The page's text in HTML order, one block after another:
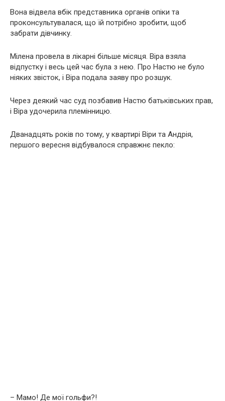
Вона відвела вбік представника органів опіки та
проконсультувалася, що їй потрібно зробити, щоб
забрати дівчинку.
Мілена провела в лікарні більше місяця. Віра взяла
відпустку і весь цей час була з нею. Про Настю не було
ніяких звісток, і Віра подала заяву про розшук.
Через деякий час суд позбавив Настю батьківських прав,
і Віра удочерила племінницю.
Дванадцять років по тому, у квартирі Віри та Андрія,
першого вересня відбувалося справжнє пекло:
– Мамо! Де мої гольфи?!